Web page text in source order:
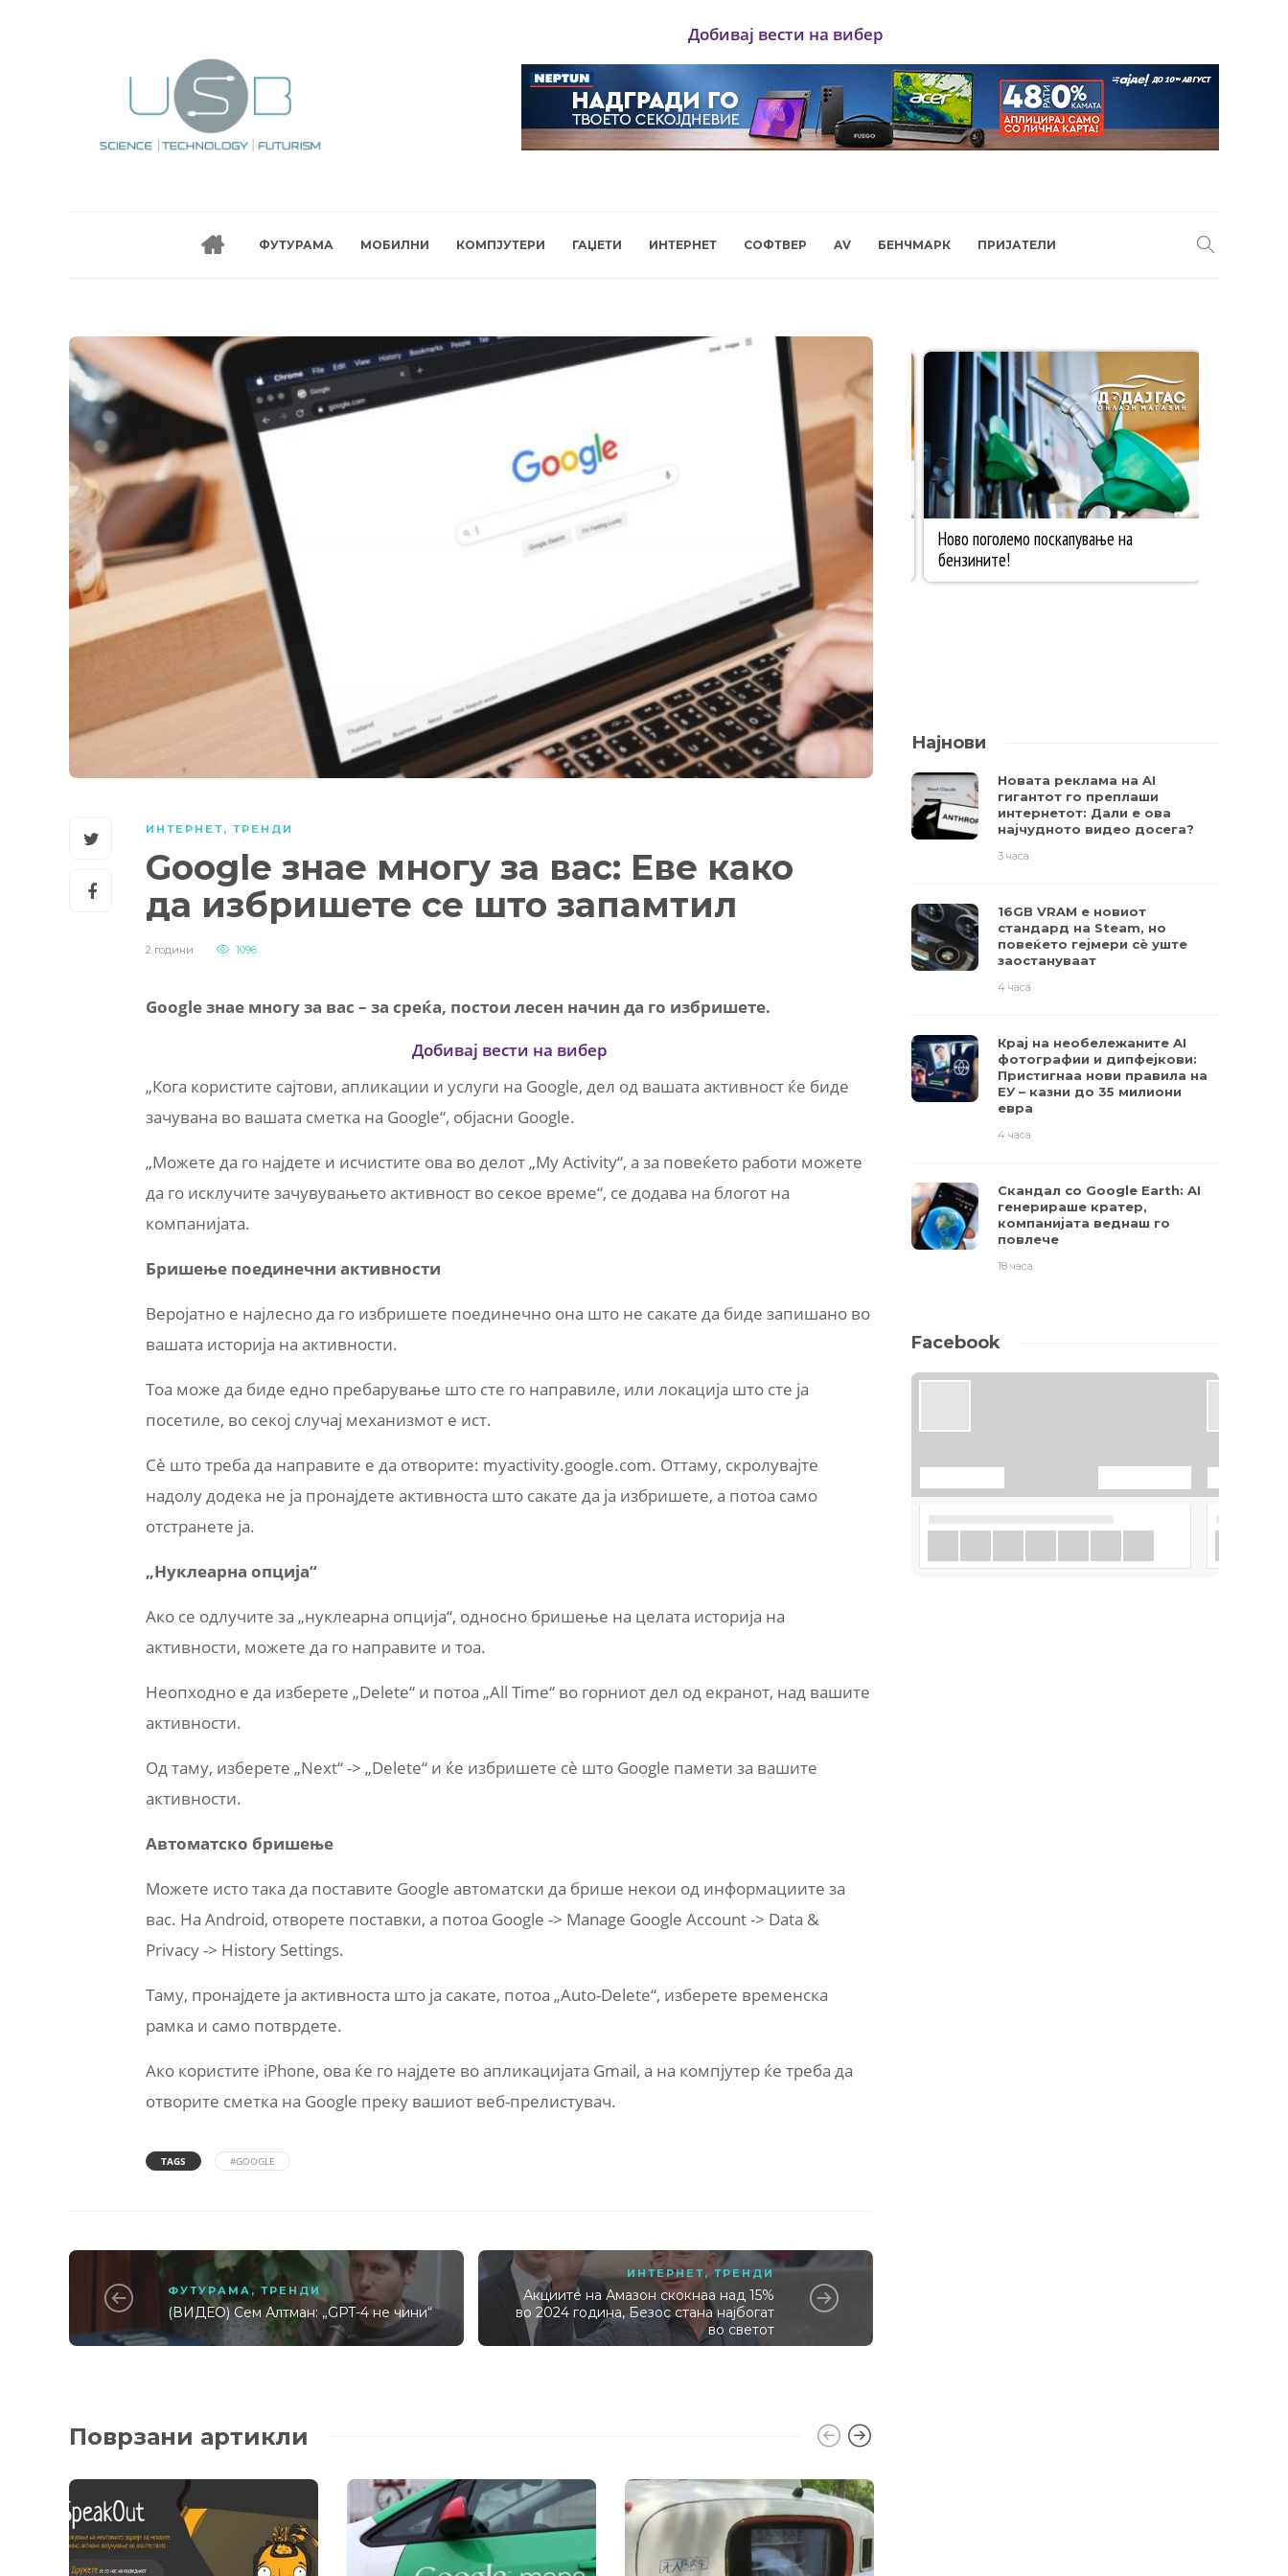
Добивај вести на вибер
ФУТУРАМА МОБИЛНИ КОМПЈУТЕРИ ГАЏЕТИ ИНТЕРНЕТ СОФТВЕР AV БЕНЧМАРК ПРИЈАТЕЛИ
ИНТЕРНЕТ, ТРЕНДИ
Google знае многу за вас: Еве како
да избришете се што запамтил
2 години 1096
Google знае многу за вас – за среќа, постои лесен начин да го избришете.
Добивај вести на вибер
„Кога користите сајтови, апликации и услуги на Google, дел од вашата активност ќе биде
зачувана во вашата сметка на Google“, објасни Google.
„Можете да го најдете и исчистите ова во делот „My Activity“, а за повеќето работи можете
да го исклучите зачувувањето активност во секое време“, се додава на блогот на
компанијата.
Бришење поединечни активности
Веројатно е најлесно да го избришете поединечно она што не сакате да биде запишано во
вашата историја на активности.
Тоа може да биде едно пребарување што сте го направиле, или локација што сте ја
посетиле, во секој случај механизмот е ист.
Сè што треба да направите е да отворите: myactivity.google.com. Оттаму, скролувајте
надолу додека не ја пронајдете активноста што сакате да ја избришете, а потоа само
отстранете ја.
„Нуклеарна опција“
Ако се одлучите за „нуклеарна опција“, односно бришење на целата историја на
активности, можете да го направите и тоа.
Неопходно е да изберете „Delete“ и потоа „All Time“ во горниот дел од екранот, над вашите
активности.
Од таму, изберете „Next“ -> „Delete“ и ќе избришете сè што Google памети за вашите
активности.
Автоматско бришење
Можете исто така да поставите Google автоматски да брише некои од информациите за
вас. На Android, отворете поставки, а потоа Google -> Manage Google Account -> Data &
Privacy -> History Settings.
Таму, пронајдете ја активноста што ја сакате, потоа „Auto-Delete“, изберете временска
рамка и само потврдете.
Ако користите iPhone, ова ќе го најдете во апликацијата Gmail, а на компјутер ќе треба да
отворите сметка на Google преку вашиот веб-прелистувач.
TAGS #GOOGLE
ФУТУРАМА,ТРЕНДИ
(ВИДЕО) Сем Алтман: „GPT-4 не чини“
ИНТЕРНЕТ,ТРЕНДИ
Акциите на Амазон скокнаа над 15%
во 2024 година, Безос стана најбогат
во светот
Поврзани артикли
Најнови
Новата реклама на AI
гигантот го преплаши
интернетот: Дали е ова
најчудното видео досега?
3 часа
16GB VRAM е новиот
стандард на Steam, но
повеќето гејмери ​​сè уште
заостануваат
4 часа
Крај на необележаните AI
фотографии и дипфејкови:
Пристигнаа нови правила на
ЕУ – казни до 35 милиони
евра
4 часа
Скандал со Google Earth: AI
генерираше кратер,
компанијата веднаш го
повлече
18 часа
Facebook